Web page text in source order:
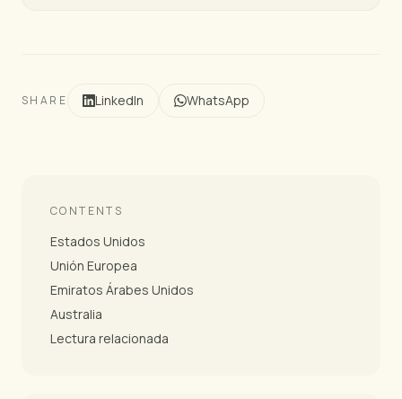
SHARE LinkedIn WhatsApp
CONTENTS
Estados Unidos
Unión Europea
Emiratos Árabes Unidos
Australia
Lectura relacionada